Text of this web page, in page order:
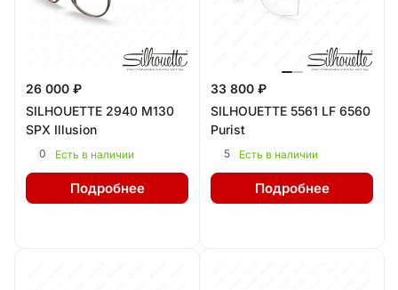
26 000 ₽
SILHOUETTE 2940 M130
SPX Illusion
0 Есть в наличии
Подробнее
33 800 ₽
SILHOUETTE 5561 LF 6560
Purist
5 Есть в наличии
Подробнее